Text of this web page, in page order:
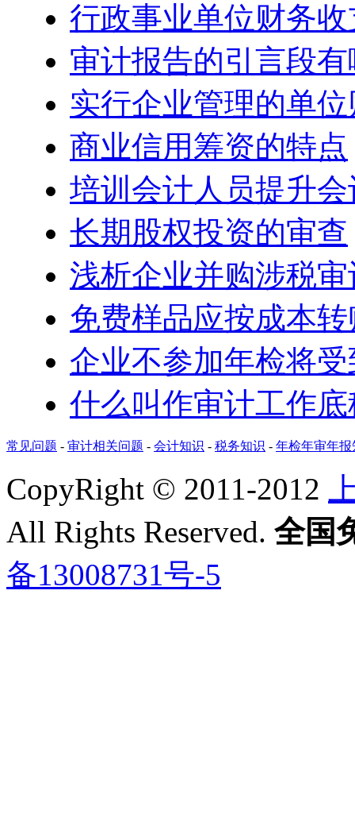
行政事业单位财务
审计报告的引言段
实行企业管理的单
商业信用筹资的特点
培训会计人员提升
长期股权投资的审查
浅析企业并购涉税
免费样品应按成本转
企业不参加年检将
什么叫作审计工作
常见问题 - 审计相关问题 - 会计知识 - 税务知识 - 年检年审年报
CopyRight © 2011-2012
All Rights Reserved. 全国
备13008731号-5